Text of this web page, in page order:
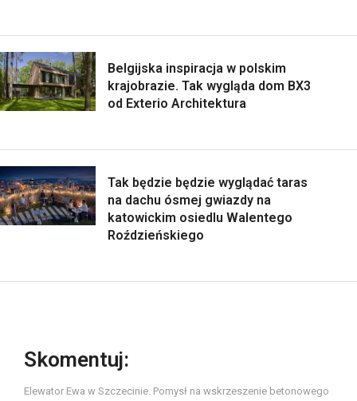
Belgijska inspiracja w polskim
krajobrazie. Tak wygląda dom BX3
od Exterio Architektura
Tak będzie będzie wyglądać taras
na dachu ósmej gwiazdy na
katowickim osiedlu Walentego
Roździeńskiego
Skomentuj:
Elewator Ewa w Szczecinie. Pomysł na wskrzeszenie betonowego